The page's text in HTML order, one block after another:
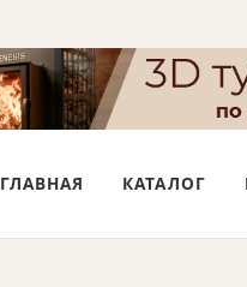
ГЛАВНАЯ КАТАЛОГ